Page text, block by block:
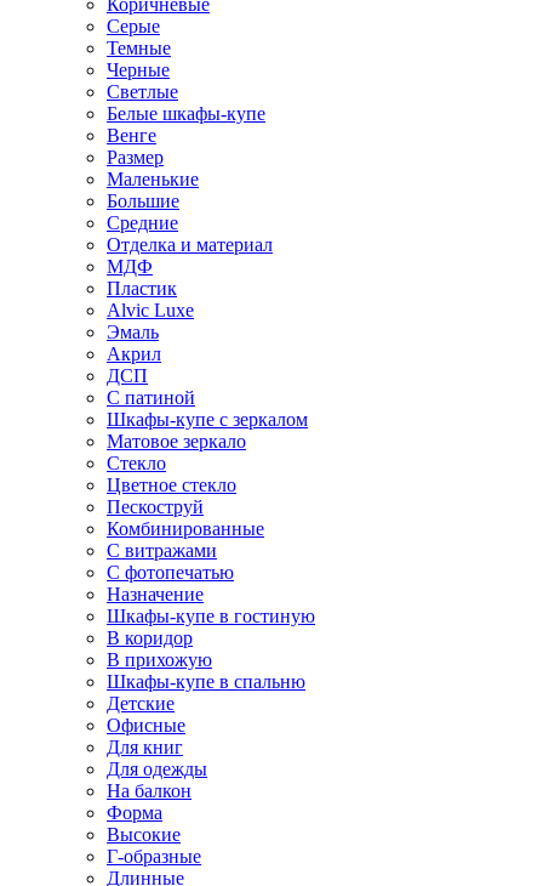
Коричневые
Серые
Темные
Черные
Светлые
Белые шкафы-купе
Венге
Размер
Маленькие
Большие
Средние
Отделка и материал
МДФ
Пластик
Alvic Luxe
Эмаль
Акрил
ДСП
С патиной
Шкафы-купе с зеркалом
Матовое зеркало
Стекло
Цветное стекло
Пескоструй
Комбинированные
С витражами
С фотопечатью
Назначение
Шкафы-купе в гостиную
В коридор
В прихожую
Шкафы-купе в спальню
Детские
Офисные
Для книг
Для одежды
На балкон
Форма
Высокие
Г-образные
Длинные